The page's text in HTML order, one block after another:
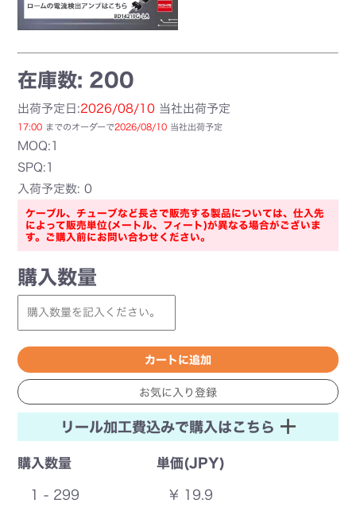
在庫数: 200
出荷予定日:2026/08/10 当社出荷予定
17:00 までのオーダーで2026/08/10 当社出荷予定
MOQ:1
SPQ:1
入荷予定数: 0
ケーブル、チューブなど長さで販売する製品については、仕入先
によって販売単位(メートル、フィート)が異なる場合がございま
す。ご購入前にお問い合わせください。
購入数量
リール加工費込みで購入はこちら
購入数量 単価(JPY)
1 - 299
¥ 19.9